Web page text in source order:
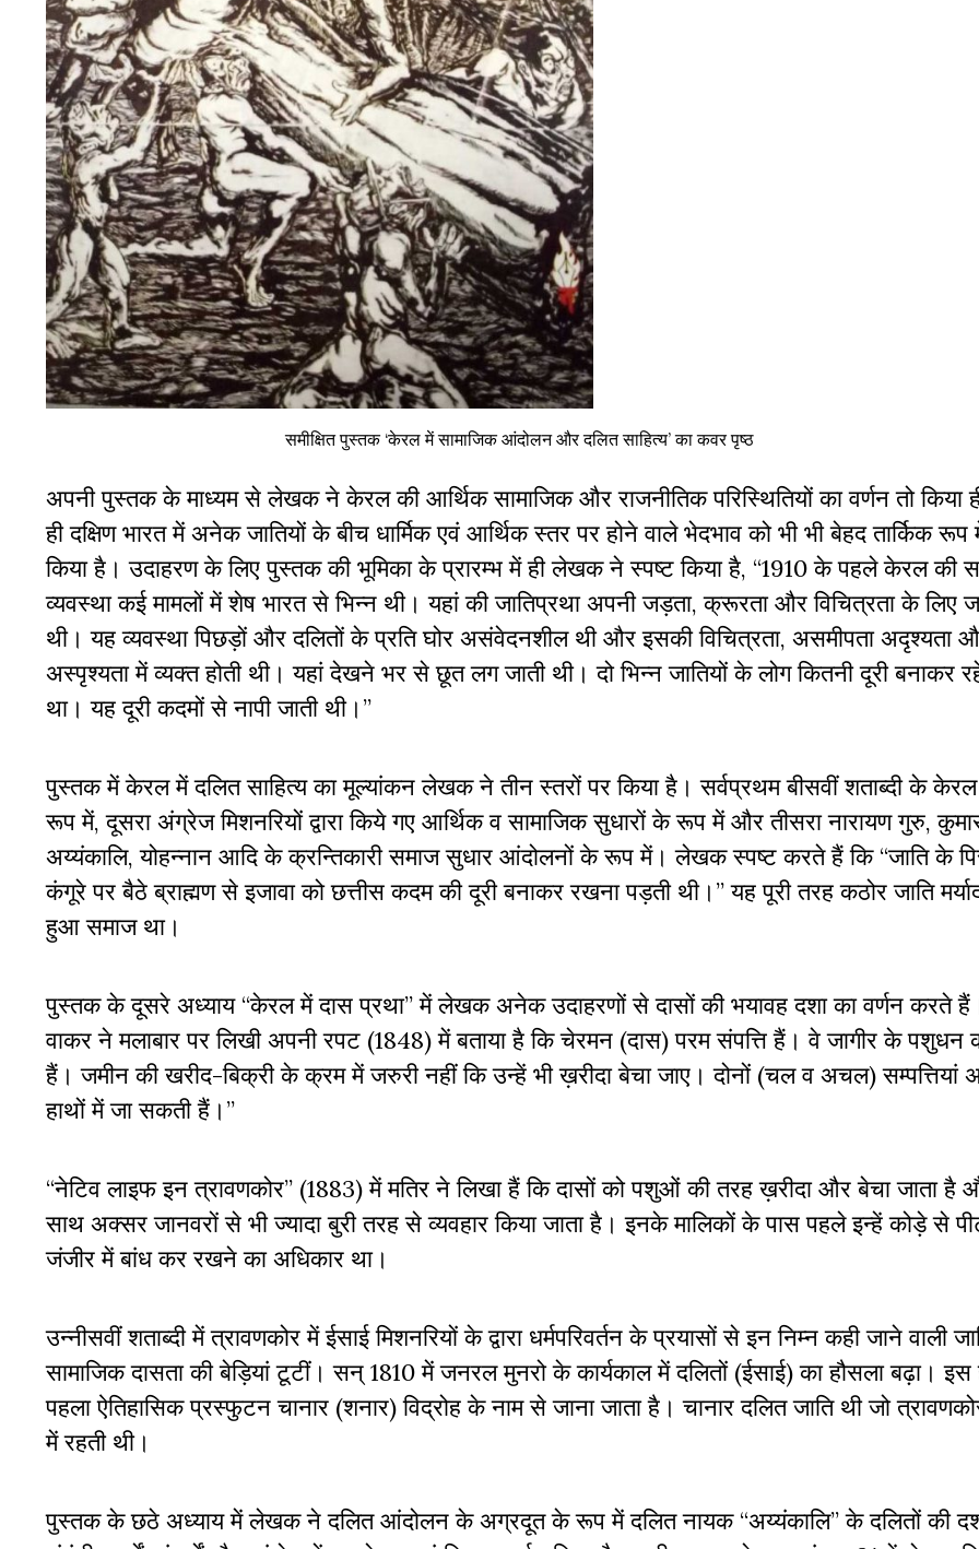
समीक्षित पुस्तक ‘केरल में सामाजिक आंदोलन और दलित साहित्य’ का कवर पृष्ठ
अपनी पुस्तक के माध्यम से लेखक ने केरल की आर्थिक सामाजिक और राजनीतिक परिस्थितियों का वर्णन तो किया
ही दक्षिण भारत में अनेक जातियों के बीच धार्मिक एवं आर्थिक स्तर पर होने वाले भेदभाव को भी भी बेहद तार्किक
किया है। उदाहरण के लिए पुस्तक की भूमिका के प्रारम्भ में ही लेखक ने स्पष्ट किया है, “1910 के पहले केरल की
व्यवस्था कई मामलों में शेष भारत से भिन्न थी। यहां की जातिप्रथा अपनी जड़ता, क्रूरता और विचित्रता के लिए
थी। यह व्यवस्था पिछड़ों और दलितों के प्रति घोर असंवेदनशील थी और इसकी विचित्रता, असमीपता अदृश्यता
अस्पृश्यता में व्यक्त होती थी। यहां देखने भर से छूत लग जाती थी। दो भिन्न जातियों के लोग कितनी दूरी बनाकर
था। यह दूरी कदमों से नापी जाती थी।”
पुस्तक में केरल में दलित साहित्य का मूल्यांकन लेखक ने तीन स्तरों पर किया है। सर्वप्रथम बीसवीं शताब्दी के
रूप में, दूसरा अंग्रेज मिशनरियों द्वारा किये गए आर्थिक व सामाजिक सुधारों के रूप में और तीसरा नारायण गुरु,
अय्यंकालि, योहन्नान आदि के क्रन्तिकारी समाज सुधार आंदोलनों के रूप में। लेखक स्पष्ट करते हैं कि “जाति के
कंगूरे पर बैठे ब्राह्मण से इजावा को छत्तीस कदम की दूरी बनाकर रखना पड़ती थी।” यह पूरी तरह कठोर जाति
हुआ समाज था।
पुस्तक के दूसरे अध्याय “केरल में दास प्रथा” में लेखक अनेक उदाहरणों से दासों की भयावह दशा का वर्णन करते
वाकर ने मलाबार पर लिखी अपनी रपट (1848) में बताया है कि चेरमन (दास) परम संपत्ति हैं। वे जागीर के पशुधन
हैं। जमीन की खरीद-बिक्री के क्रम में जरुरी नहीं कि उन्हें भी ख़रीदा बेचा जाए। दोनों (चल व अचल)
हाथों में जा सकती हैं।”
“नेटिव लाइफ इन त्रावणकोर” (1883) में मतिर ने लिखा हैं कि दासों को पशुओं की तरह ख़रीदा और बेचा जाता
साथ अक्सर जानवरों से भी ज्यादा बुरी तरह से व्यवहार किया जाता है। इनके मालिकों के पास पहले इन्हें कोड़े से
जंजीर में बांध कर रखने का अधिकार था।
उन्नीसवीं शताब्दी में त्रावणकोर में ईसाई मिशनरियों के द्वारा धर्मपरिवर्तन के प्रयासों से इन निम्न कही जाने वाली
सामाजिक दासता की बेड़ियां टूटीं। सन् 1810 में जनरल मुनरो के कार्यकाल में दलितों (ईसाई) का हौसला बढ़ा।
पहला ऐतिहासिक प्रस्फुटन चानार (शनार) विद्रोह के नाम से जाना जाता है। चानार दलित जाति थी जो
में रहती थी।
पुस्तक के छठे अध्याय में लेखक ने दलित आंदोलन के अग्रदूत के रूप में दलित नायक “अय्यंकालि” के दलितों की